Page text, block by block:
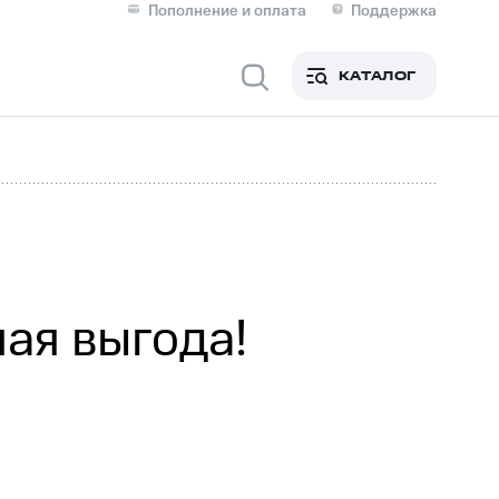
Пополнение и оплата
Поддержка
Личные кабинеты
Мобильная связь
КАТАЛОГ
выгода!